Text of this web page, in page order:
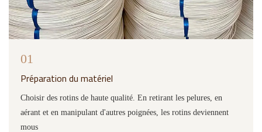
01
Préparation du matériel
Choisir des rotins de haute qualité. En retirant les pelures, en
aérant et en manipulant d'autres poignées, les rotins deviennent
mous